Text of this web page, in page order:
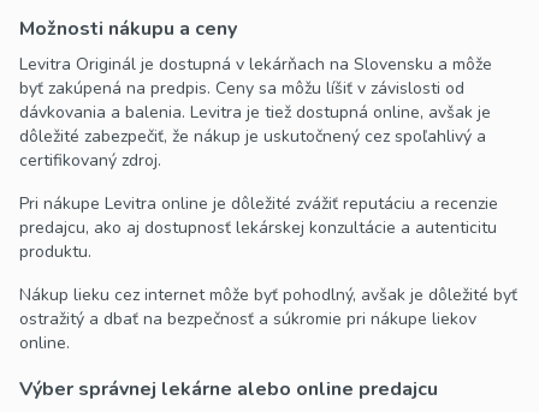
Možnosti nákupu a ceny
Levitra Originál je dostupná v lekárňach na Slovensku a môže
byť zakúpená na predpis. Ceny sa môžu líšiť v závislosti od
dávkovania a balenia. Levitra je tiež dostupná online, avšak je
dôležité zabezpečiť, že nákup je uskutočnený cez spoľahlivý a
certifikovaný zdroj.
Pri nákupe Levitra online je dôležité zvážiť reputáciu a recenzie
predajcu, ako aj dostupnosť lekárskej konzultácie a autenticitu
produktu.
Nákup lieku cez internet môže byť pohodlný, avšak je dôležité byť
ostražitý a dbať na bezpečnosť a súkromie pri nákupe liekov
online.
Výber správnej lekárne alebo online predajcu